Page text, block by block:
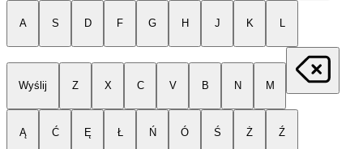
A S D F G H J K L
Wyślij Z X C V B N M
Ą Ć Ę Ł Ń Ó Ś Ż Ź